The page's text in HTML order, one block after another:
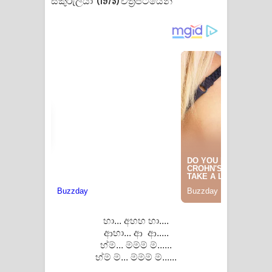
Manobhawa Song Lyrics - මනෝභව
Akahe Indala Song Lyrics - ආකාහේ
Raawaya Song Lyrics - රාවය ගීතයේ
Saddeta Denna Song Lyrics - සද්දෙට
දෙන්න ගීතයේ පද පෙළ
හා... අහහ හා....
ආහා... ආ ආ.....
හ්ම්... ම්ම්ම් ම්......
හ්ම් ම්... ම්ම්ම් ම්......